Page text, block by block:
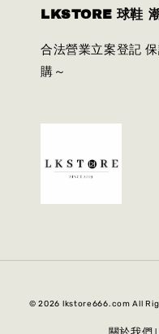
LKSTORE 球鞋
合法營業立案登記
購～
© 2026 lkstore666.com All